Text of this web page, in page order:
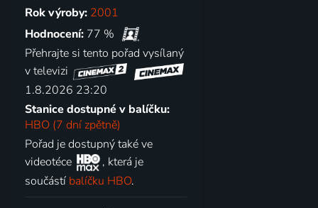
Rok výroby: 2001
Hodnocení: 77 %
Přehrajte si tento pořad vysílaný
v televizi
1.8.2026 23:20
Stanice dostupné v balíčku:
HBO (7 dní zpětně)
Pořad je dostupný také ve
videotéce
, která je
součástí balíčku HBO.